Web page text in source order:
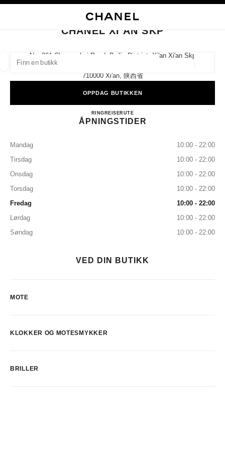
forslag vises under dette søkefeltet
LUKK BUTIKKORTET CHANEL XI'AN SKP
CHANEL XI'AN SKP
No. 261 Changanbei Road, Beilin District, Xi'an Xi'an Skp
710000 Xi'an, 陕西省
OPPDAG BUTIKKEN
RING4009555888
REISERUTECHANEL XI'AN SKP
ÅPNINGSTIDER
Mandag
10:00 - 22:00
Tirsdag
10:00 - 22:00
Onsdag
10:00 - 22:00
Torsdag
10:00 - 22:00
Fredag
10:00 - 22:00
Lørdag
10:00 - 22:00
Søndag
10:00 - 22:00
VED DIN BUTIKK
MOTE
KLOKKER OG MOTESMYKKER
BRILLER
filtrer resultat etter:
MOTE BRILLER KLOKKER OG MOTESMYKKER